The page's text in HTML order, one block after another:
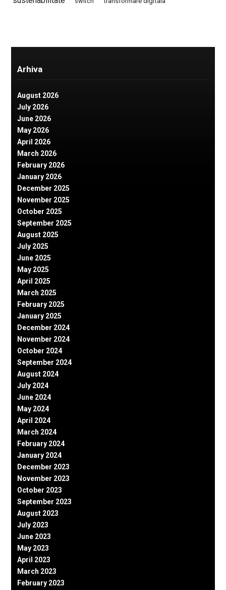
Arhiva
August 2026
July 2026
June 2026
May 2026
April 2026
March 2026
February 2026
January 2026
December 2025
November 2025
October 2025
September 2025
August 2025
July 2025
June 2025
May 2025
April 2025
March 2025
February 2025
January 2025
December 2024
November 2024
October 2024
September 2024
August 2024
July 2024
June 2024
May 2024
April 2024
March 2024
February 2024
January 2024
December 2023
November 2023
October 2023
September 2023
August 2023
July 2023
June 2023
May 2023
April 2023
March 2023
February 2023